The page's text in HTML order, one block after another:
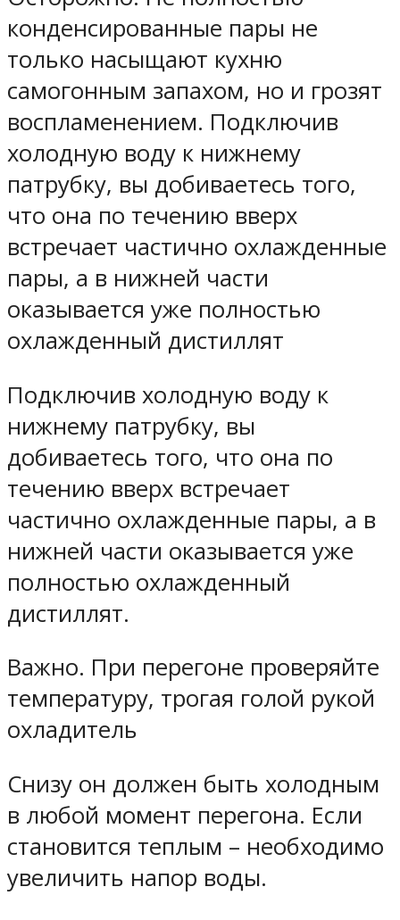
конденсированные пары не
только насыщают кухню
самогонным запахом, но и грозят
воспламенением. Подключив
холодную воду к нижнему
патрубку, вы добиваетесь того,
что она по течению вверх
встречает частично охлажденные
пары, а в нижней части
оказывается уже полностью
охлажденный дистиллят
Подключив холодную воду к
нижнему патрубку, вы
добиваетесь того, что она по
течению вверх встречает
частично охлажденные пары, а в
нижней части оказывается уже
полностью охлажденный
дистиллят.
Важно. При перегоне проверяйте
температуру, трогая голой рукой
охладитель
Снизу он должен быть холодным
в любой момент перегона. Если
становится теплым – необходимо
увеличить напор воды.